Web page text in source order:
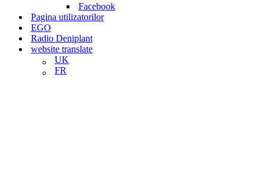
Facebook
Pagina utilizatorilor
EGO
Radio Deniplant
website translate
UK
FR